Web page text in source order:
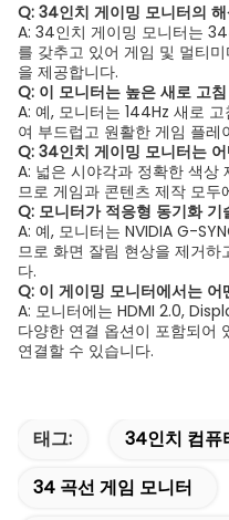
Q: 34인치 게이밍 모니터의
A: 34인치 게이밍 모니터는
를 갖추고 있어 게임 및 멀티
을 제공합니다.
Q: 이 모니터는 높은 새로 고
A: 예, 모니터는 144Hz 새로
여 부드럽고 원활한 게임 플레
Q: 34인치 게이밍 모니터는
A: 넓은 시야각과 정확한 색상
므로 게임과 콘텐츠 제작 모두
Q: 모니터가 적응형 동기화 기
A: 예, 모니터는 NVIDIA G-
므로 화면 잘림 현상을 제거
다.
Q: 이 게이밍 모니터에서는
A: 모니터에는 HDMI 2.0,
다양한 연결 옵션이 포함되어
연결할 수 있습니다.
태그:
34인치 컴퓨
34 곡선 게임 모니터